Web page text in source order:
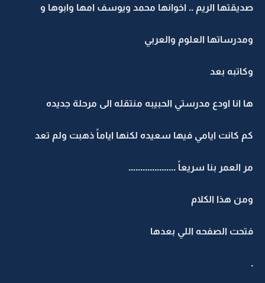
صديقتها الريم .. اخوانها محمد ويوسف امها وابوها و
ومدرساتها العلوم والعربي
وكاتبه بعد
ها انا اودع مدرستي الحبيبه منتقله الى مرحلة جديده
كم كانت ايامي فيها سعيده لكنها اياماً ذهبت ولم تعد
مر العمر بنا سريعاً ....................
ومن هذا الكلام
فتحت الصفحه اللي بعدها
.